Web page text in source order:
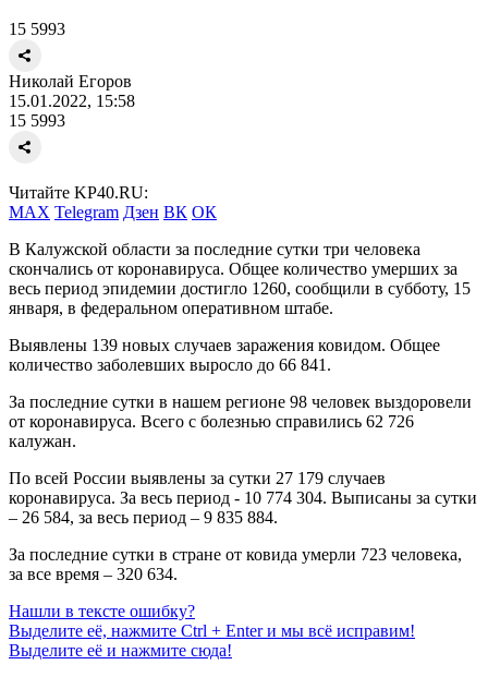
15 5993
Николай Егоров
15.01.2022, 15:58
15 5993
Читайте KP40.RU:
MAX Telegram Дзен ВК ОК
В Калужской области за последние сутки три человека
скончались от коронавируса. Общее количество умерших за
весь период эпидемии достигло 1260, сообщили в субботу, 15
января, в федеральном оперативном штабе.
Выявлены 139 новых случаев заражения ковидом. Общее
количество заболевших выросло до 66 841.
За последние сутки в нашем регионе 98 человек выздоровели
от коронавируса. Всего с болезнью справились 62 726
калужан.
По всей России выявлены за сутки 27 179 случаев
коронавируса. За весь период - 10 774 304. Выписаны за сутки
– 26 584, за весь период – 9 835 884.
За последние сутки в стране от ковида умерли 723 человека,
за все время – 320 634.
Нашли в тексте ошибку?
Выделите её, нажмите Ctrl + Enterи мы всё исправим!
Выделите её и нажмите сюда!